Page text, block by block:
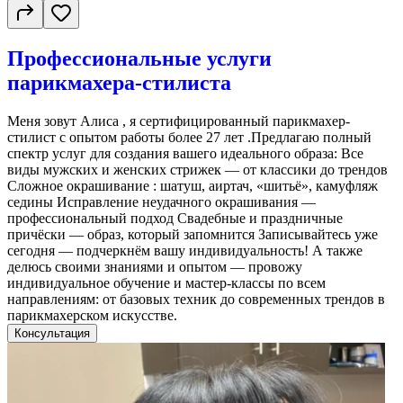
Профессиональные услуги
парикмахера-стилиста
Меня зовут Алиса , я сертифицированный парикмахер-
стилист с опытом работы более 27 лет .Предлагаю полный
спектр услуг для создания вашего идеального образа: Все
виды мужских и женских стрижек — от классики до трендов
Сложное окрашивание : шатуш, аиртач, «шитьё», камуфляж
седины Исправление неудачного окрашивания —
профессиональный подход Свадебные и праздничные
причёски — образ, который запомнится Записывайтесь уже
сегодня — подчеркнём вашу индивидуальность! А также
делюсь своими знаниями и опытом — провожу
индивидуальное обучение и мастер-классы по всем
направлениям: от базовых техник до современных трендов в
парикмахерском искусстве.
Консультация